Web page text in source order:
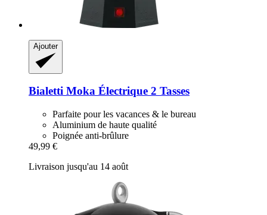
Ajouter
Bialetti Moka Électrique 2 Tasses
Parfaite pour les vacances & le bureau
Aluminium de haute qualité
Poignée anti-brûlure
49,99 €
Livraison jusqu'au 14 août